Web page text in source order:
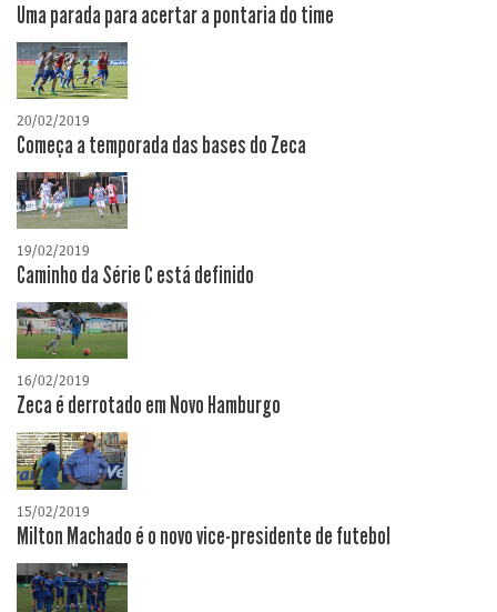
Uma parada para acertar a pontaria do time
20/02/2019
Começa a temporada das bases do Zeca
19/02/2019
Caminho da Série C está definido
16/02/2019
Zeca é derrotado em Novo Hamburgo
15/02/2019
Milton Machado é o novo vice-presidente de futebol